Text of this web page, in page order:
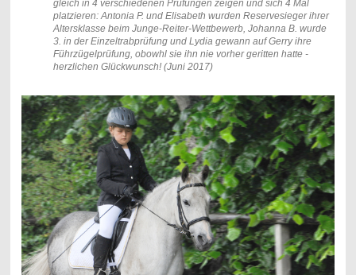
gleich in 4 verschiedenen Prüfungen zeigen und sich 4 Mal
platzieren: Antonia P. und Elisabeth wurden Reservesieger ihrer
Altersklasse beim Junge-Reiter-Wettbewerb, Johanna B. wurde
3. in der Einzeltrabprüfung und Lydia gewann auf Gerry ihre
Führzügelprüfung, obowhl sie ihn nie vorher geritten hatte -
herzlichen Glückwunsch! (Juni 2017)